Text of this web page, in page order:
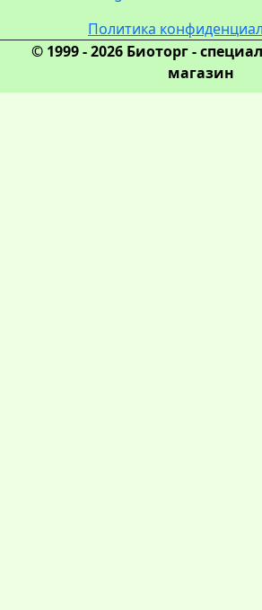
Политика
© 1999 - 2026 Биоторг -
магазин